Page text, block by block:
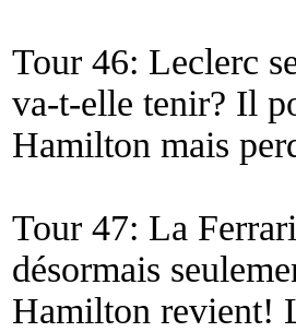
Tour 46: Leclerc
va-t-elle tenir? Il
Hamilton mais
Tour 47: La
désormais
Hamilton revient!